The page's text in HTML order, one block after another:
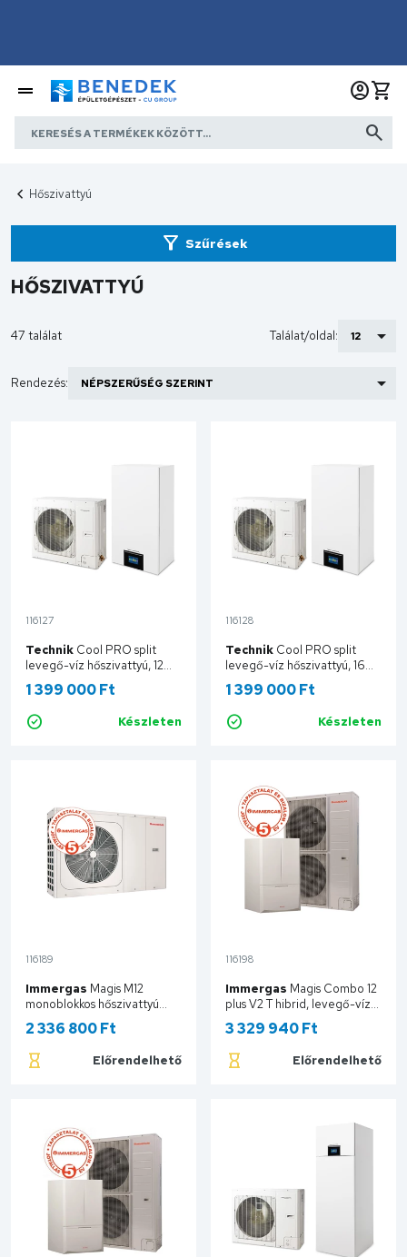
Hőszivattyú
HŐSZIVATTYÚ
47 találat Találat/oldal:
Rendezés:
116127
Technik Cool PRO split
levegő-víz hőszivattyú, 12
kW, 3 fázisú, 400 V
TCN32001253FEH
1 399 000 Ft
Készleten
Kosárba
116128
Technik Cool PRO split
levegő-víz hőszivattyú, 16
kW, 3 fázisú, 400 V
TCN32001603FEH
1 399 000 Ft
Készleten
Kosárba
116189
Immergas Magis M12
monoblokkos hőszivattyú
3.032375
2 336 800 Ft
Előrendelhető
Kosárba
116198
Immergas Magis Combo 12
plus V2 T hibrid, levegő-víz
hőszivattyú és kondenzációs
fűtő kazán, osztott
rendszerű 3.030828
3 329 940 Ft
Előrendelhető
Kosárba
Szűrések